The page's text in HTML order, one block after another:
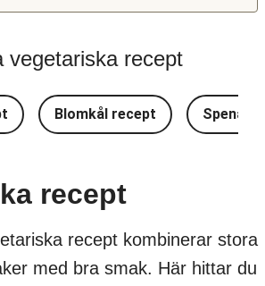
vegetariska recept
Blomkål recept Spenat
recept
recept kombinerar stora
med bra smak. Här hittar du